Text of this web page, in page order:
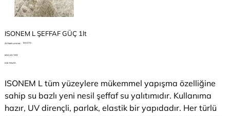
ISONEM L ŞEFFAF GÜÇ 1lt
Artikelnummer:
Artikelnummer:
M1070
Preis
850,00 TRY
inkl. MwSt.
ISONEM L tüm yüzeylere mükemmel yapışma özelliğine
sahip su bazlı yeni nesil şeffaf su yalıtımıdır. Kullanıma
hazır, UV dirençli, parlak, elastik bir yapıdadır. Her türlü